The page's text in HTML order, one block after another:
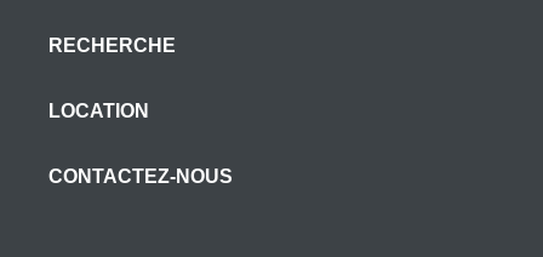
RECHERCHE
LOCATION
CONTACTEZ-NOUS